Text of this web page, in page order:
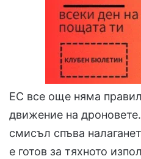
ЕС все още няма
движение на
смисъл спъва
е готов за тяхното